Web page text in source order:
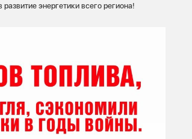
энергетики всего региона!